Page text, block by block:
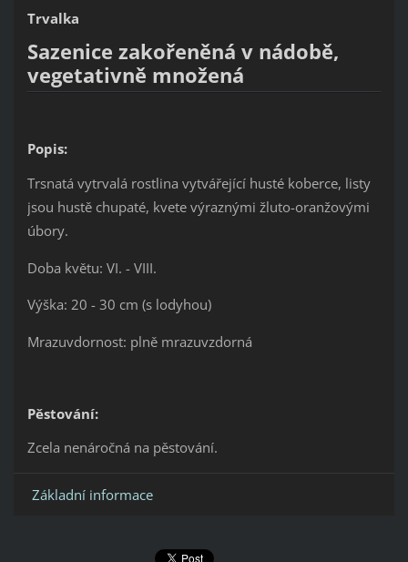
Trvalka
Sazenice zakořeněná v nádobě,
vegetativně množená
Popis:
Trsnatá vytrvalá rostlina vytvářející husté koberce, listy
jsou hustě chupaté, kvete výraznými žluto-oranžovými
úbory.
Doba květu: VI. - VIII.
Výška: 20 - 30 cm (s lodyhou)
Mrazuvdornost: plně mrazuvzdorná
Pěstování:
Zcela nenáročná na pěstování.
Základní informace